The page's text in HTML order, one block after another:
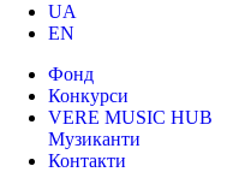
UA
EN
Фонд
Конкурси
VERE MUSIC HUB
Музиканти
Контакти